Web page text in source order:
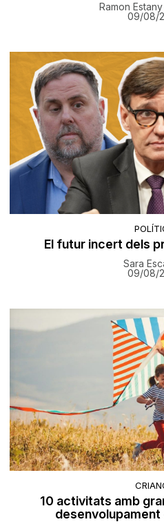
Ramon
09/08/
El futur incert dels
Sara
09/08/
10 activitats amb